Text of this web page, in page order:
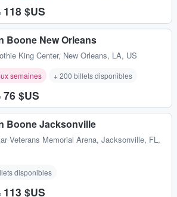
118 $US
Boone New Orleans
King Center, New Orleans, LA, US
semaines + 200 billets disponibles
76 $US
Boone Jacksonville
Veterans Memorial Arena, Jacksonville, FL,
disponibles
113 $US